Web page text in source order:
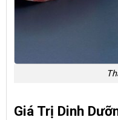
Giá Trị Dinh